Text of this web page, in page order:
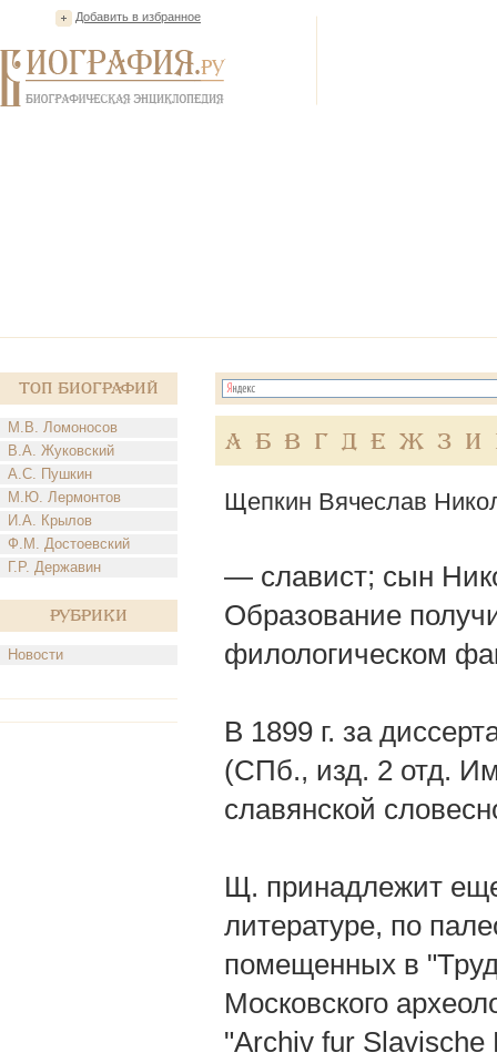
Добавить в избранное
Топ Биографий
М.В. Ломоносов
В.А. Жуковский
А.С. Пушкин
М.Ю. Лермонтов
И.А. Крылов
Ф.М. Достоевский
Г.Р. Державин
Рубрики
Новости
А Б В Г Д Е Ж З И
Щепкин Вячеслав
— славист; сын
Образование
филологическом
В 1899 г. за
(СПб., изд. 2 отд.
славянской
Щ. принадлежит
литературе, по
помещенных в
Московского
"Archiv fur